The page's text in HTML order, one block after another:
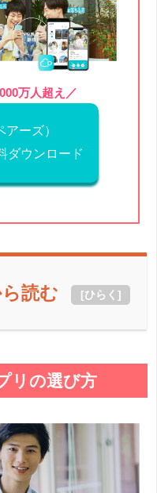
万人超え／
アーズ）
ダウンロード
読む [ひらく ]
リの選び方